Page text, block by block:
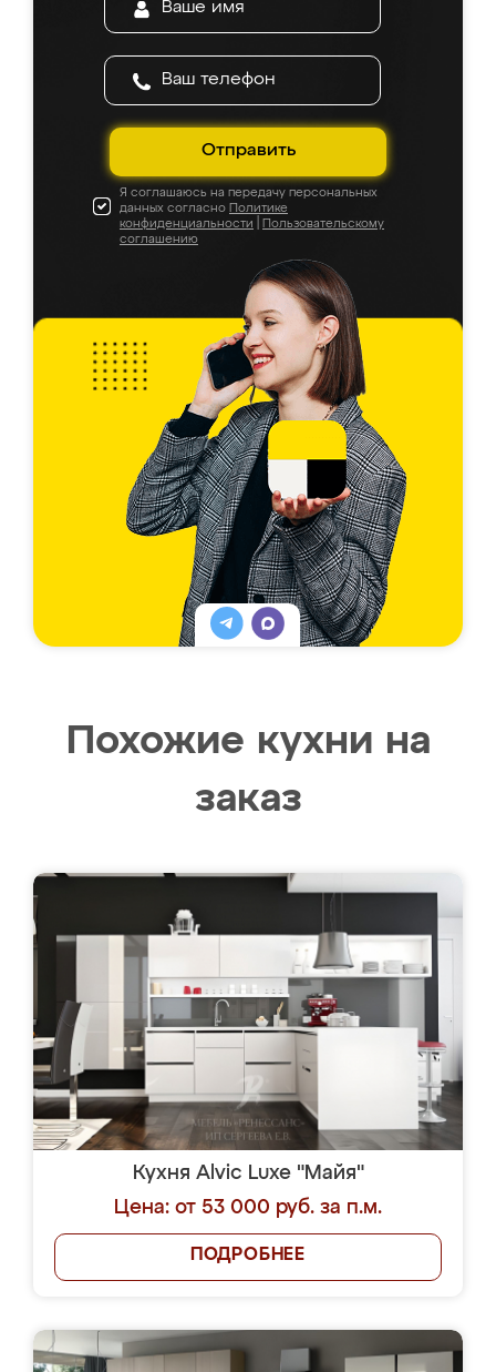
Отправить
Я соглашаюсь на передачу персональных
данных согласно Политике
конфиденциальности
Пользовательскому
соглашению
Похожие кухни на
заказ
Кухня Alvic Luxe "Майя"
Цена: от 53 000 руб. за п.м.
ПОДРОБНЕЕ